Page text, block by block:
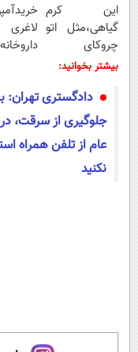
این کرم
گیاهی،مثل اتو
چروکای
پوستتوصاف
پک یخ!
بیشتر بخوانید:
دادگستری تهران:
جلوگیری از سرقت،
عام از تلفن همراه
نکنید